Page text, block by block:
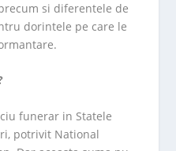
si diferentele de
dorintele pe care le
funerar in Statele
potrivit National